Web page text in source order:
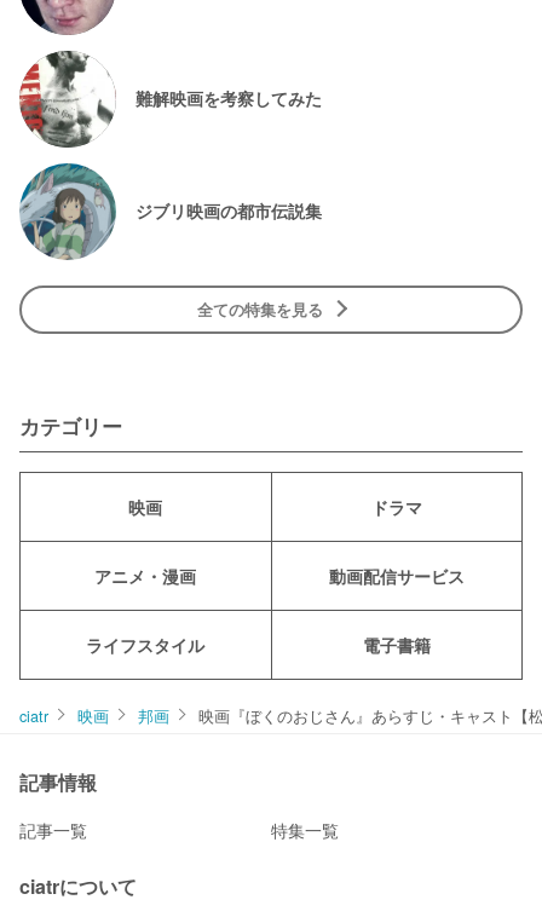
難解映画を考察してみた
ジブリ映画の都市伝説集
全ての特集を見る
カテゴリー
映画 ドラマ
アニメ・漫画 動画配信サービス
ライフスタイル 電子書籍
ciatr 映画 邦画 映画『ぼくのおじさん』あらすじ・キャスト【
記事情報
記事一覧 特集一覧
ciatrについて